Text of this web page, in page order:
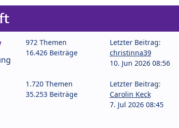
972 Themen
16.426 Beiträge
Letzter Beitrag:
christinna39
10. Jun 2026 08:56
1.720 Themen
35.253 Beiträge
Letzter Beitrag:
Carolin Keck
7. Jul 2026 08:45